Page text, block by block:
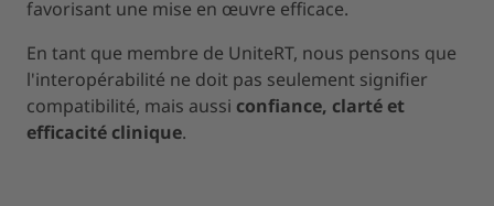
favorisant une mise en œuvre efficace.
En tant que membre de UniteRT, nous pensons que
l'interopérabilité ne doit pas seulement signifier
compatibilité, mais aussi confiance, clarté et
efficacité clinique.